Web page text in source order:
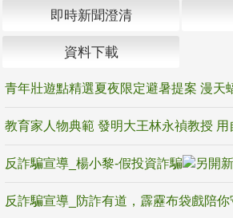
即時新聞澄清
資料下載
反詐騙宣導_楊小黎-假投資詐騙